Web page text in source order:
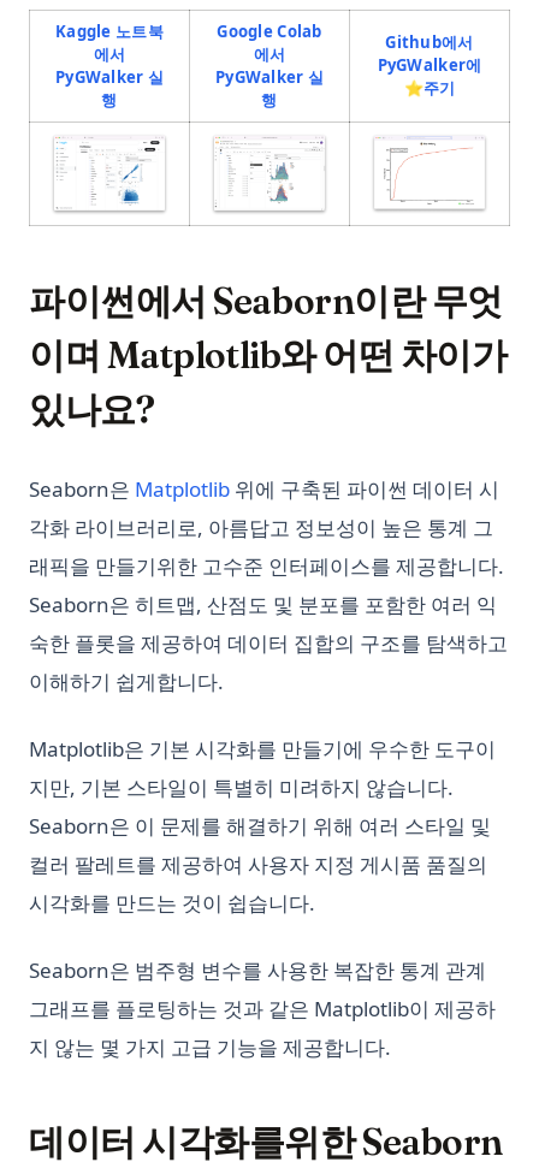
Kaggle 노트북
에서
PyGWalker 실
행 (opens in a new tab)
Google Colab
에서
PyGWalker 실
행 (opens in a new tab)
Github에서
PyGWalker에
⭐️주기
(opens in a new tab)(opens in a new tab)(opens in
파이썬에서 Seaborn이란 무엇
이며 Matplotlib와 어떤 차이가
있나요?
Seaborn은 Matplotlib 위에 구축된 파이썬 데이터 시
각화 라이브러리로, 아름답고 정보성이 높은 통계 그
래픽을 만들기위한 고수준 인터페이스를 제공합니다.
Seaborn은 히트맵, 산점도 및 분포를 포함한 여러 익
숙한 플롯을 제공하여 데이터 집합의 구조를 탐색하고
이해하기 쉽게합니다.
Matplotlib은 기본 시각화를 만들기에 우수한 도구이
지만, 기본 스타일이 특별히 미려하지 않습니다.
Seaborn은 이 문제를 해결하기 위해 여러 스타일 및
컬러 팔레트를 제공하여 사용자 지정 게시품 품질의
시각화를 만드는 것이 쉽습니다.
Seaborn은 범주형 변수를 사용한 복잡한 통계 관계
그래프를 플로팅하는 것과 같은 Matplotlib이 제공하
지 않는 몇 가지 고급 기능을 제공합니다.
데이터 시각화를위한 Seaborn